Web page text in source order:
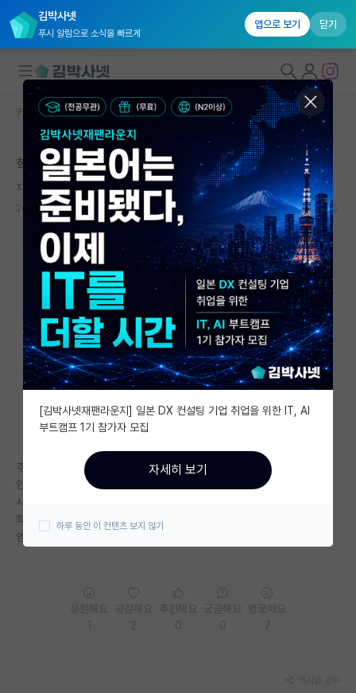
김박사넷
푸시 알림으로 소식을 빠르게
앱으로 보기 닫기
대학원생 모집
국내대학원 정보
연구실&오픈랩
커뮤니티
커뮤니티 홈
전체글보기
베스트 게시판
IF 명예의전당
자유 게시판(아무개랩)
미국 유학 게시판
미국 대학원 합격 후기 게시판
대학원생 모집 게시판
연구실(PI) 홍보 게시판
커뮤니티 홈 자유 게시판(아무개랩)
학회 한국인특
자상한 쇠렌 키르케고르
2026.05.06 8 2132
주로 국내 학생들 특
인사보다 뱃지 스캔부터함
사람이나 연구가 아니라 지도교수누군지
학교가 어딘지부터 물어봄
영어 못하면 무시 (테이블에서 대화 안건다던지 옆에서 보는데 좀 민망)
[김박사넷재팬라운지] 일본 DX 컨설팅 기업 취업을 위한 IT, AI
부트캠프 1기 참가자 모집
자세히 보기
하루 동안 이 컨텐츠 보지 않기